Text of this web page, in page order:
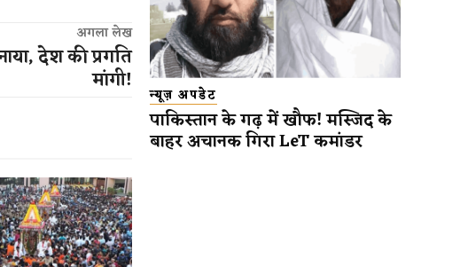
अगला लेख
देश की प्रगति
मांगी! न्यूज़ अपडेट
पाकिस्तान के गढ़ में खौफ! मस्जिद के
बाहर अचानक गिरा LeT कमांडर